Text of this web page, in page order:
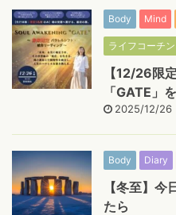
Body Mind
ライフコーチ
【12/26限
「GATE」
2025/12/26
Body Diary
【冬至】
たら